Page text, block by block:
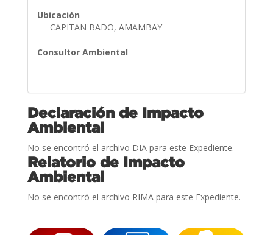
Ubicación
CAPITAN BADO, AMAMBAY
Consultor Ambiental
Declaración de Impacto
Ambiental
No se encontró el archivo DIA para este Expediente.
Relatorio de Impacto
Ambiental
No se encontró el archivo RIMA para este Expediente.